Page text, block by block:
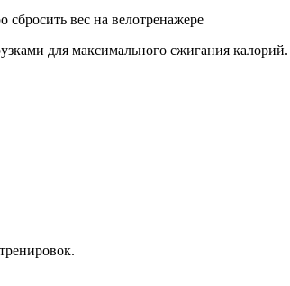
для максимального сжигания калорий.